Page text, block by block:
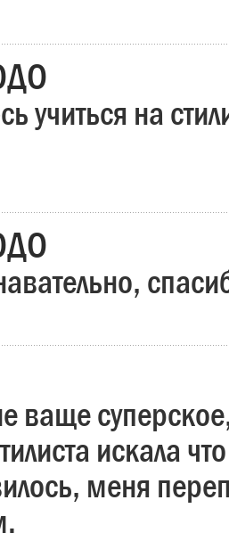
учиться на
ваще
искала
меня